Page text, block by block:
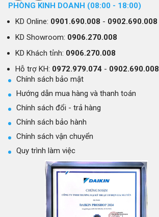
PHÒNG KINH DOANH (08:00 - 18:00)
KD Online: 0901.690.008 - 0902.690.008
KD Showroom: 0906.270.008
KD Khách tỉnh: 0906.270.008
Hỗ trợ KH: 0972.979.074- 0902.690.008
Chính sách bảo mật
Hướng dẫn mua hàng và thanh toán
Chính sách đổi - trả hàng
Chính sách bảo hành
Chính sách vận chuyển
Quy trình làm việc